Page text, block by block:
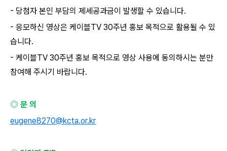
- 당첨자 본인 부담의 제세공과금이 발생할 수 있습니다.
- 응모하신 영상은 케이블TV 30주년 홍보 목적으로 활용될 수 있
습니다.
- 케이블TV 30주년 홍보 목적으로 영상 사용에 동의하시는 분만
참여해 주시기 바랍니다.
◎ 문 의
eugene8270@kcta.or.kr